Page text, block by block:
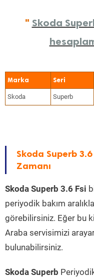
" Skoda
Marka Seri
Skoda Superb
Skoda Superb
Zamanı
Skoda Superb 3.6 Fsi
periyodik bakım
görebilirsiniz. Eğer bu
Araba servisimizi
bulunabilirsiniz.
Skoda Superb